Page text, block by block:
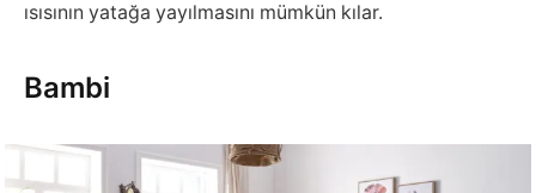
ısısının yatağa yayılmasını mümkün kılar.
Bambi